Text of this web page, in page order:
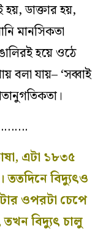
হয়, ডাক্তার হয়,
মানসিকতা
হয়ে ওঠে
বলা যায়– ‘সব্বাই
এটা ১৮৩৫
ততদিনে বিদ‌্যুৎও
ওপরটা চেপে
তখন বিদ‌্যুৎ চালু